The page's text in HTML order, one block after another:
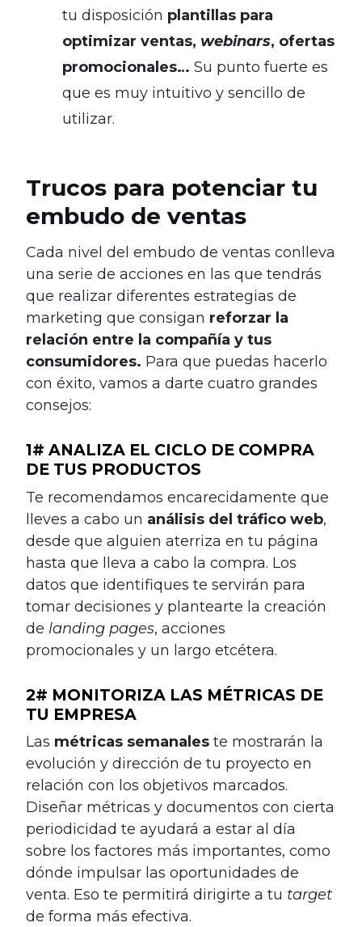
tu disposición plantillas para
optimizar ventas, webinars, ofertas
promocionales… Su punto fuerte es
que es muy intuitivo y sencillo de
utilizar.
Trucos para potenciar tu
embudo de ventas
Cada nivel del embudo de ventas conlleva
una serie de acciones en las que tendrás
que realizar diferentes estrategias de
marketing que consigan reforzar la
relación entre la compañía y tus
consumidores. Para que puedas hacerlo
con éxito, vamos a darte cuatro grandes
consejos:
1# ANALIZA EL CICLO DE COMPRA
DE TUS PRODUCTOS
Te recomendamos encarecidamente que
lleves a cabo un análisis del tráfico web,
desde que alguien aterriza en tu página
hasta que lleva a cabo la compra. Los
datos que identifiques te servirán para
tomar decisiones y plantearte la creación
de landing pages, acciones
promocionales y un largo etcétera.
2# MONITORIZA LAS MÉTRICAS DE
TU EMPRESA
Las métricas semanales te mostrarán la
evolución y dirección de tu proyecto en
relación con los objetivos marcados.
Diseñar métricas y documentos con cierta
periodicidad te ayudará a estar al día
sobre los factores más importantes, como
dónde impulsar las oportunidades de
venta. Eso te permitirá dirigirte a tu target
de forma más efectiva.